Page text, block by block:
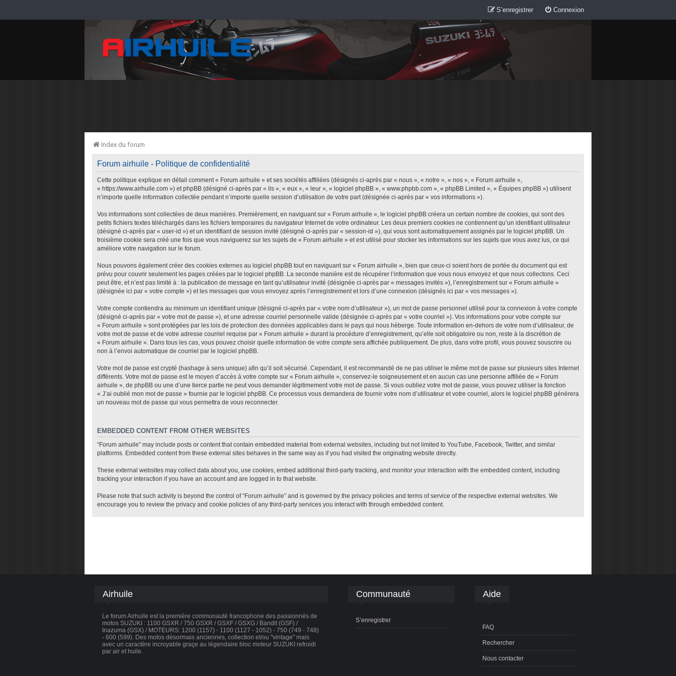
Connexion
S’enregistrer
Index du forum
Forum airhuile - Politique de confidentialité
Cette politique explique en détail comment « Forum airhuile » et ses sociétés affiliées (désignés ci-après par « nous », « notre », « nos », « Forum airhuile »,
« https://www.airhuile.com ») et phpBB (désigné ci-après par « ils », « eux », « leur », « logiciel phpBB », « www.phpbb.com », « phpBB Limited », « Équipes phpBB ») utilisent
n’importe quelle information collectée pendant n’importe quelle session d’utilisation de votre part (désignée ci-après par « vos informations »).
Vos informations sont collectées de deux manières. Premièrement, en naviguant sur « Forum airhuile », le logiciel phpBB créera un certain nombre de cookies, qui sont des
petits fichiers textes téléchargés dans les fichiers temporaires du navigateur Internet de votre ordinateur. Les deux premiers cookies ne contiennent qu’un identifiant utilisateur
(désigné ci-après par « user-id ») et un identifiant de session invité (désigné ci-après par « session-id »), qui vous sont automatiquement assignés par le logiciel phpBB. Un
troisième cookie sera créé une fois que vous naviguerez sur les sujets de « Forum airhuile » et est utilisé pour stocker les informations sur les sujets que vous avez lus, ce qui
améliore votre navigation sur le forum.
Nous pouvons également créer des cookies externes au logiciel phpBB tout en naviguant sur « Forum airhuile », bien que ceux-ci soient hors de portée du document qui est
prévu pour couvrir seulement les pages créées par le logiciel phpBB. La seconde manière est de récupérer l’information que vous nous envoyez et que nous collectons. Ceci
peut être, et n’est pas limité à : la publication de message en tant qu’utilisateur invité (désignée ci-après par « messages invités »), l’enregistrement sur « Forum airhuile »
(désignée ici par « votre compte ») et les messages que vous envoyez après l’enregistrement et lors d’une connexion (désignés ici par « vos messages »).
Votre compte contiendra au minimum un identifiant unique (désigné ci-après par « votre nom d’utilisateur »), un mot de passe personnel utilisé pour la connexion à votre compte
(désigné ci-après par « votre mot de passe »), et une adresse courriel personnelle valide (désignée ci-après par « votre courriel »). Vos informations pour votre compte sur
« Forum airhuile » sont protégées par les lois de protection des données applicables dans le pays qui nous héberge. Toute information en-dehors de votre nom d’utilisateur, de
votre mot de passe et de votre adresse courriel requise par « Forum airhuile » durant la procédure d’enregistrement, qu’elle soit obligatoire ou non, reste à la discrétion de
« Forum airhuile ». Dans tous les cas, vous pouvez choisir quelle information de votre compte sera affichée publiquement. De plus, dans votre profil, vous pouvez souscrire ou
non à l’envoi automatique de courriel par le logiciel phpBB.
Votre mot de passe est crypté (hashage à sens unique) afin qu’il soit sécurisé. Cependant, il est recommandé de ne pas utiliser le même mot de passe sur plusieurs sites Internet
différents. Votre mot de passe est le moyen d’accès à votre compte sur « Forum airhuile », conservez-le soigneusement et en aucun cas une personne affiliée de « Forum
airhuile », de phpBB ou une d’une tierce partie ne peut vous demander légitimement votre mot de passe. Si vous oubliez votre mot de passe, vous pouvez utiliser la fonction
« J’ai oublié mon mot de passe » fournie par le logiciel phpBB. Ce processus vous demandera de fournir votre nom d’utilisateur et votre courriel, alors le logiciel phpBB générera
un nouveau mot de passe qui vous permettra de vous reconnecter.
EMBEDDED CONTENT FROM OTHER WEBSITES
“Forum airhuile” may include posts or content that contain embedded material from external websites, including but not limited to YouTube, Facebook, Twitter, and similar
platforms. Embedded content from these external sites behaves in the same way as if you had visited the originating website directly.
These external websites may collect data about you, use cookies, embed additional third-party tracking, and monitor your interaction with the embedded content, including
tracking your interaction if you have an account and are logged in to that website.
Please note that such activity is beyond the control of “Forum airhuile” and is governed by the privacy policies and terms of service of the respective external websites. We
encourage you to review the privacy and cookie policies of any third-party services you interact with through embedded content.
Airhuile
Le forum Airhuile est la première communauté francophone des passionnés de
motos SUZUKI : 1100 GSXR / 750 GSXR / GSXF / GSXG / Bandit (GSF) /
Inazuma (GSX) / MOTEURS: 1200 (1157) - 1100 (1127 - 1052) - 750 (749 - 748)
- 600 (599). Des motos désormais anciennes, collection et/ou "vintage" mais
avec un caractère incroyable graçe au légendaire bloc moteur SUZUKI refroidi
par air et huile.
Communauté
S’enregistrer
Aide
FAQ
Rechercher
Nous contacter